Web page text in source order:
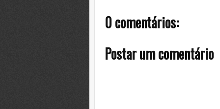
0 comentários:
Postar um comentário